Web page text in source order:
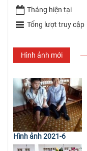
Tháng hiện tại
Tổng lượt truy cập
Hình ảnh mới
Hình ảnh 2021-6